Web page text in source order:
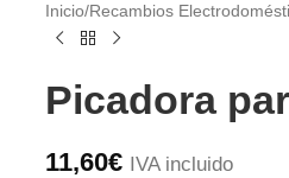
Inicio/Recambios
Picadora
11,60€ IVA incluido